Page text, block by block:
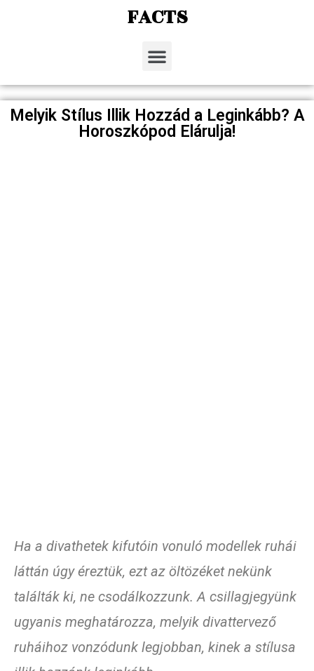
FACTS
Melyik Stílus Illik Hozzád a Leginkább? A
Horoszkópod Elárulja!
Ha a divathetek kifutóin vonuló modellek ruhái
láttán úgy éreztük, ezt az öltözéket nekünk
találták ki, ne csodálkozzunk. A csillagjegyünk
ugyanis meghatározza, melyik divattervező
ruháihoz vonzódunk legjobban, kinek a stílusa